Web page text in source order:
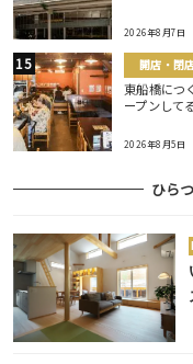
2026年8月7日
開店・閉
東船橋につ
ープンして
2026年8月5日
ひら